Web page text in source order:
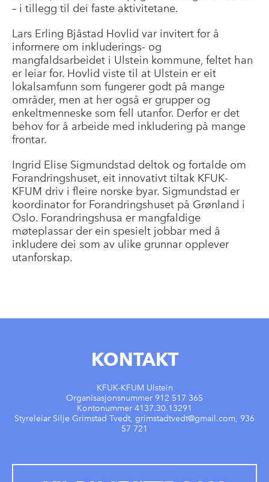
– i tillegg til dei faste aktivitetane.
Lars Erling Bjåstad Hovlid var invitert for å
informere om inkluderings- og
mangfaldsarbeidet i Ulstein kommune, feltet han
er leiar for. Hovlid viste til at Ulstein er eit
lokalsamfunn som fungerer godt på mange
områder, men at her også er grupper og
enkeltmenneske som fell utanfor. Derfor er det
behov for å arbeide med inkludering på mange
frontar.
Ingrid Elise Sigmundstad deltok og fortalde om
Forandringshuset, eit innovativt tiltak KFUK-
KFUM driv i fleire norske byar. Sigmundstad er
koordinator for Forandringshuset på Grønland i
Oslo. Forandringshusa er mangfaldige
møteplassar der ein spesielt jobbar med å
inkludere dei som av ulike grunnar opplever
utanforskap.
KONTAKT
KFUK-KFUM Ulstein
Organisasjonsnummer 912 517 365
Kontonummer 4137.30.13291
Styreleiar Silje Grimstad Tvedt, grimstadtvedt@gmail.com, 936
57 721